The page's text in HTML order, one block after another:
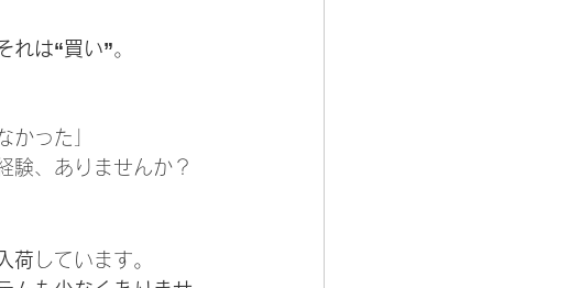
れは“買い”。
かった」
験、ありませんか？
荷 しています。